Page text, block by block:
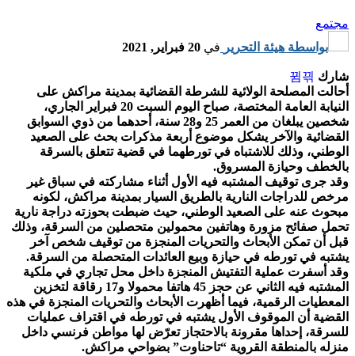
مجتمع
بواسطة هيئة التحرير في 20 فبراير, 2021
شارك
أحالت المصلحة الولائية للشرطة القضائية بمدينة مراكش على
النيابة العامة المختصة، صباح اليوم السبت 20 فبراير الجاري،
شخصين يبلغان من العمر 25 و28 سنة، أحدهما من ذوي السوابق
القضائية والآخر يشكل موضوع أربعة مذكرات بحث على الصعيد
الوطني، وذلك للاشتباه في تورطهما في قضية تتعلق بالسرقة
بالخطف وحيازة المسروق.
وقد جرى توقيف المشتبه فيه الأول أثناء مشاركته في سباق غير
مرخص للدراجات النارية بالطريق السيار بمدينة مراكش، لكونه
مبحوث عنه على الصعيد الوطني، حيث ضبطت بحوزته دراجة نارية
تحمل صفائح مزورة وهاتفين محمولين متحصلين من السرقة، وذلك
قبل أن تمكن الأبحاث والتحريات المنجزة من توقيف شخص آخر
يشتبه في تورطه في حيازة وبيع العائدات المتحصلة من السرقة.
وقد أسفرت عملية التفتيش المنجزة داخل محل تجاري في ملكية
المشتبه فيه الثاني عن حجز 45 هاتفا محمولا و17 رقاقة لتخزين
المعطيات الرقمية، فيما أظهرت الأبحاث والتحريات المنجزة في هذه
القضية أن الموقوف الأول يشتبه في تورطه في اقتراف عمليات
للسرقة، إحداها مقرونة بالاحتجاز تعرّض لها مواطن فرنسي داخل
منزله بالمنطقة القروية “تاحناوت” بضواحي مراكش.